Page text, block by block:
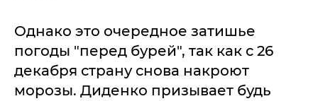
Однако это очередное затишье
погоды "перед бурей", так как с 26
декабря страну снова накроют
морозы. Диденко призывает будь